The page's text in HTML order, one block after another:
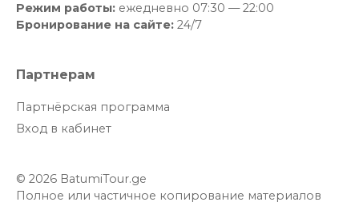
Режим работы: ежедневно 07:30 — 22:00
Бронирование на сайте: 24/7
Партнерам
Партнёрская программа
Вход в кабинет
© 2026 BatumiTour.ge
Полное или частичное копирование материалов